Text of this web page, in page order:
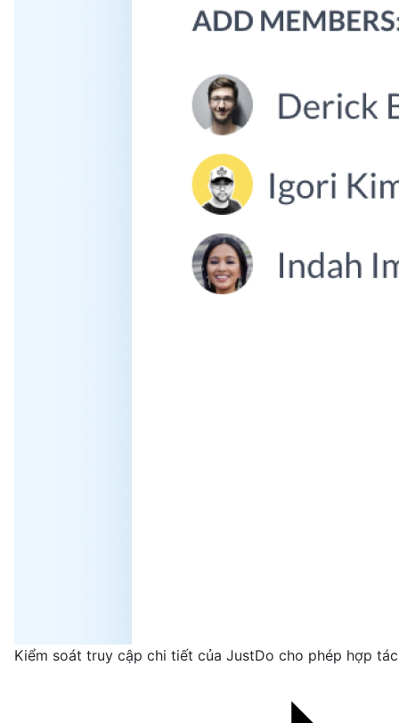
Kiểm soát truy cập chi tiết của JustDo cho phép hợp